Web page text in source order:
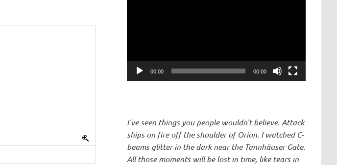
00:00 00:00
I've seen things you people wouldn't believe. Attack
ships on fire off the shoulder of Orion. I watched C-
beams glitter in the dark near the Tannhäuser Gate.
All those moments will be lost in time, like tears in